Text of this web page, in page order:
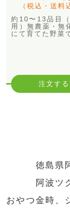
（税込・送料
約10〜13品目
用）無農薬・無
にて育てた野菜
注文する
徳島県
阿波ツ
おやつ金時、